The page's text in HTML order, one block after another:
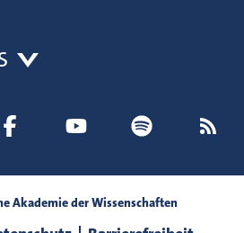
Akademie der Wissenschaften